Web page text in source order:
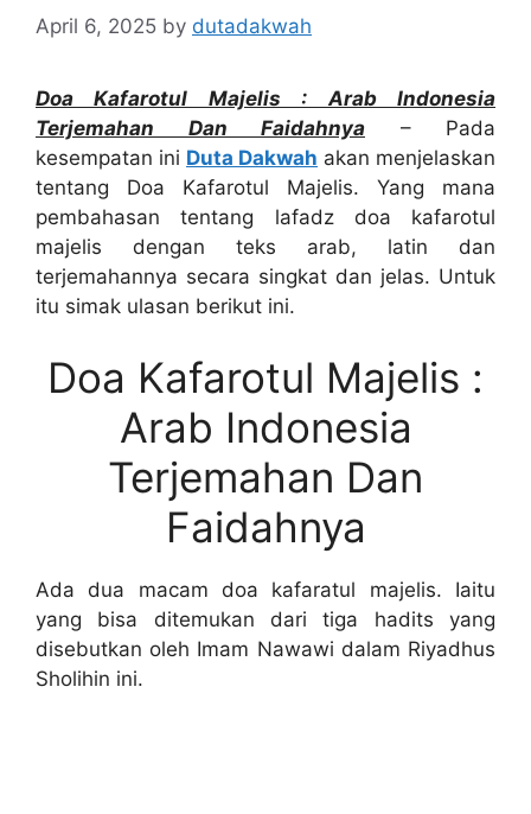
April 6, 2025 by dutadakwah
Doa Kafarotul Majelis : Arab Indonesia
Terjemahan Dan Faidahnya – Pada
kesempatan ini Duta Dakwah akan menjelaskan
tentang Doa Kafarotul Majelis. Yang mana
pembahasan tentang lafadz doa kafarotul
majelis dengan teks arab, latin dan
terjemahannya secara singkat dan jelas. Untuk
itu simak ulasan berikut ini.
Doa Kafarotul Majelis :
Arab Indonesia
Terjemahan Dan
Faidahnya
Ada dua macam doa kafaratul majelis. Iaitu
yang bisa ditemukan dari tiga hadits yang
disebutkan oleh Imam Nawawi dalam Riyadhus
Sholihin ini.